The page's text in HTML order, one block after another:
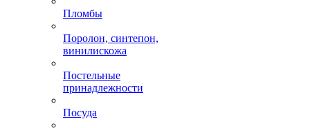
Пломбы
Поролон, синтепон,
винилискожа
Постельные
принадлежности
Посуда